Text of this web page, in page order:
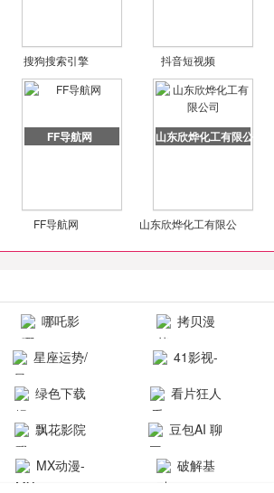
搜狗搜索引擎 抖音短视频
FF导航网
FF导航网
山东欣烨化工有限公司
山东欣烨化工有限公
哪吒影
院-哪吒影院
提供最新、
最全的高清
电影、电视
剧、动漫和
综艺节目免
拷贝漫
画-官网
动漫综合
星座运势/
最星座/美国
神婆星座网
41影视-
聚合最近好
看的电视剧
最新电影网
站-41影视为
绿色下载
吧
看片狂人
- 高清视频资
源免费在线
观看
飘花影院
网
豆包AI 聊
天智能对话
网页版入口
MX动漫-
破解基